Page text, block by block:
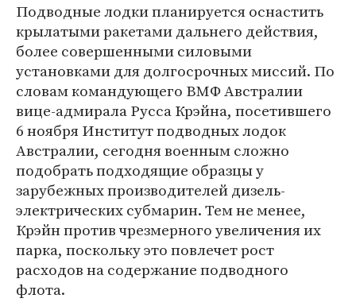
Подводные лодки планируется оснастить
крылатыми ракетами дальнего действия,
более совершенными силовыми
установками для долгосрочных миссий. По
словам командующего ВМФ Австралии
вице-адмирала Русса Крэйна, посетившего
6 ноября Институт подводных лодок
Австралии, сегодня военным сложно
подобрать подходящие образцы у
зарубежных производителей дизель-
электрических субмарин. Тем не менее,
Крэйн против чрезмерного увеличения их
парка, поскольку это повлечет рост
расходов на содержание подводного
флота.